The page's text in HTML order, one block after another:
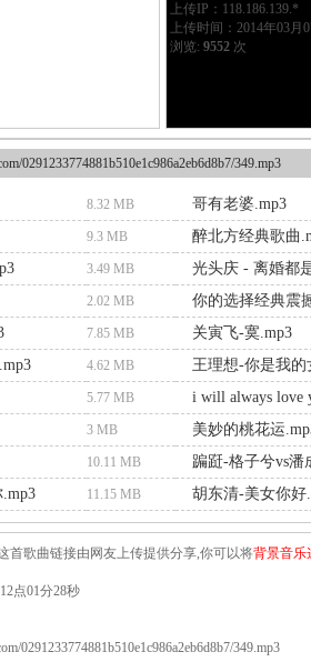
上传IP：118.186.139.*
上传时间：2014年03月
浏览: 9552次
0291233774881b510e1c986a2eb6d8b7/349.mp3
8.32 MB
哥有老婆.mp3
9.3 MB
醉北方经典歌曲
3.49 MB
光头庆 - 离婚都
2.02 MB
你的选择经典震
7.85 MB
关寅飞-寞.mp3
4.62 MB
王理想-你是我的
5.77 MB
i will always love
3 MB
美妙的桃花运
10.11 MB
蹁跹-格子兮vs潘
11.15 MB 胡东清-美女你好
首歌曲链接由网友上传提供分享,你可以将背景音乐
点01分28秒
0291233774881b510e1c986a2eb6d8b7/349.mp3